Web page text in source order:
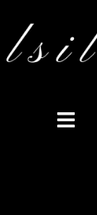
Alternar